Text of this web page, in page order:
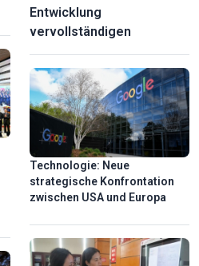
Entwicklung
vervollständigen
Technologie: Neue
strategische Konfrontation
zwischen USA und Europa